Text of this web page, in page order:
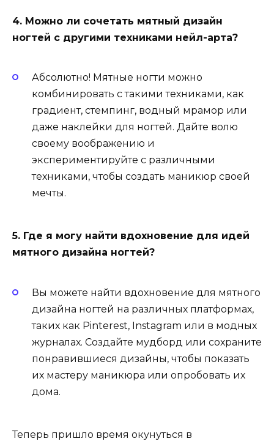
4. Можно ли сочетать мятный дизайн
ногтей с другими техниками нейл-арта?
Абсолютно! Мятные ногти можно
комбинировать с такими техниками, как
градиент, стемпинг, водный мрамор или
даже наклейки для ногтей. Дайте волю
своему воображению и
экспериментируйте с различными
техниками, чтобы создать маникюр своей
мечты.
5. Где я могу найти вдохновение для идей
мятного дизайна ногтей?
Вы можете найти вдохновение для мятного
дизайна ногтей на различных платформах,
таких как Pinterest, Instagram или в модных
журналах. Создайте мудборд или сохраните
понравившиеся дизайны, чтобы показать
их мастеру маникюра или опробовать их
дома.
Теперь пришло время окунуться в